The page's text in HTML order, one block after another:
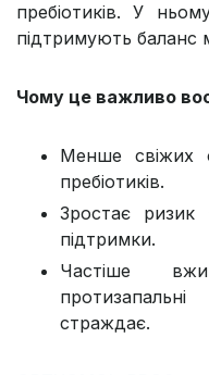
пребіотиків. У
підтримують баланс
Чому це важливо
Менше свіжих
пребіотиків.
Зростає ризик
підтримки.
Частіше
страждає.